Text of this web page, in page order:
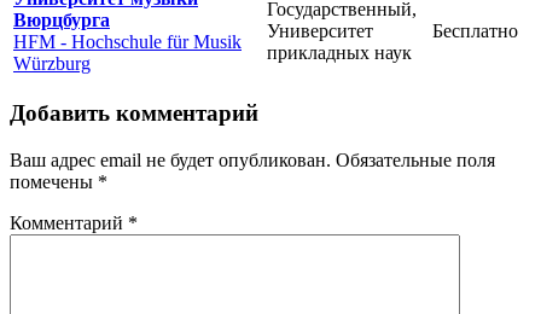
Вюрцбурга
HFM - Hochschule für Musik
Würzburg
Государственный,
Университет
прикладных наук
Бесплатно
Добавить комментарий
Ваш адрес email не будет опубликован. Обязательные поля
помечены *
Комментарий *